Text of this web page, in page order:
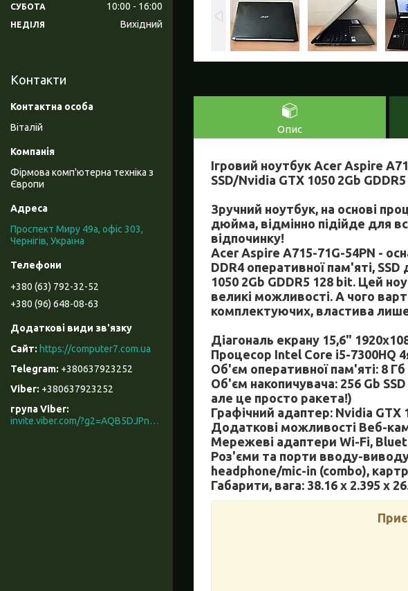
Опис
Ігровий ноутбук Acer Aspire
SSD/Nvidia GTX 1050 2Gb
Зручний ноутбук, на основі
дюйма, відмінно підійде для
відпочинку!
Acer Aspire A715-71G-54PN -
DDR4 оперативної пам'яті,
1050 2Gb GDDR5 128 bit. Цей
великі можливості. А чого
комплектуючих, властива
Діагональ екрану 15,6"
Процесор Intel Core i5-7300HQ
Об'єм оперативної пам'яті: 8 Гб
Об'єм накопичувача: 256 Gb
але це просто ракета!)
Графічний адаптер: Nvidia GTX
Додаткові можливості Веб-
Мережеві адаптери Wi-Fi,
Роз'єми та порти вводу-виводу:
headphone/mic-in (combo),
Габарити, вага: 38.16 x 2.395 x
СУБОТА 10:00 16:00
НЕДІЛЯ Вихідний
Контакти
Віталій
Фірмова комп'ютерна техніка з
Європи
Проспект Миру 49а, офіс 303,
Чернігів, Україна
+380 (63) 792-32-52
+380 (96) 648-08-63
https://computer7.com.ua
+380637923252
+380637923252
група Viber
invite.viber.com/?g2=AQB5DJPnzrcN900ZOqAAIKeKZKnYGX3WR%2F9%2B3M5x3mL7t066rkD2eNKyRhe%2BcU0t